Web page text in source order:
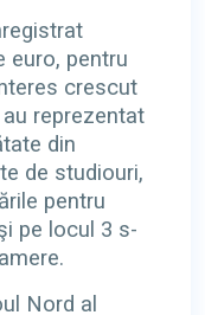
euro, pentru
crescut
reprezentat
din
de studiouri,
pentru
pe locul 3 s-
Nord al